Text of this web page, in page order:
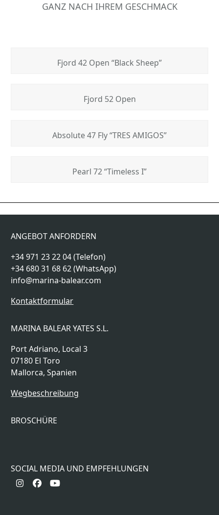
GANZ NACH IHREM GESCHMACK
Fjord 42 Open “Black Sheep”
Fjord 52 Open
Absolute 47 Fly “TRES AMIGOS”
Pearl 72 “Timeless I”
previous
next
ANGEBOT ANFORDERN
+34 971 23 22 04 (Telefon)
+34 680 31 68 62 (WhatsApp)
info@marina-balear.com
Kontaktformular
MARINA BALEAR YATES S.L.
Port Adriano, Local 3
07180 El Toro
Mallorca, Spanien
Wegbeschreibung
BROSCHÜRE
SOCIAL MEDIA UND EMPFEHLUNGEN
Instagram
Facebook
YouTube